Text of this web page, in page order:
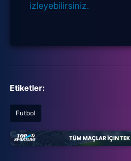
izleyebilirsiniz.
Etiketler:
Futbol